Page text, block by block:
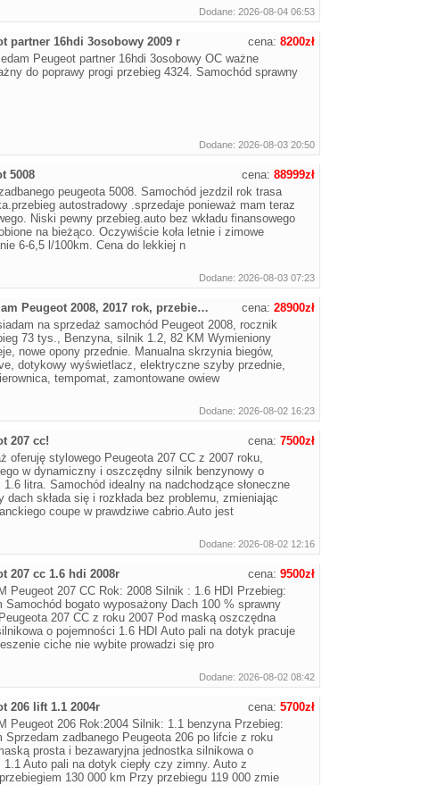
Dodane: 2026-08-04 06:53
partner 16hdi 3osobowy 2009 r
Peugeot partner 16hdi 3osobowy OC ważne
do poprawy progi przebieg 4324. Samochód sprawny
cena: 8200zł
Dodane: 2026-08-03 20:50
5008
peugeota 5008. Samochód jezdzil rok trasa
autostradowy .sprzedaje ponieważ mam teraz
Niski pewny przebieg.auto bez wkładu finansowego
na bieżąco. Oczywiście koła letnie i zimowe
6-6,5 l/100km. Cena do lekkiej n
cena: 88999zł
Dodane: 2026-08-03 07:23
12. Sprzedam Peugeot 2008, 2017 rok, przebieg 73 tys
na sprzedaż samochód Peugeot 2008, rocznik
73 tys., Benzyna, silnik 1.2, 82 KM Wymieniony
nowe opony przednie. Manualna skrzynia biegów,
dotykowy wyświetlacz, elektryczne szyby przednie,
tempomat, zamontowane owiew
cena: 28900zł
Dodane: 2026-08-02 16:23
207 cc!
oferuję stylowego Peugeota 207 CC z 2007 roku,
w dynamiczny i oszczędny silnik benzynowy o
1.6 litra. Samochód idealny na nadchodzące słoneczne
dach składa się i rozkłada bez problemu, zmieniając
coupe w prawdziwe cabrio.Auto jest
cena: 7500zł
Dodane: 2026-08-02 12:16
207 cc 1.6 hdi 2008r
Peugeot 207 CC Rok: 2008 Silnik : 1.6 HDI Przebieg:
Samochód bogato wyposażony Dach 100 % sprawny
207 CC z roku 2007 Pod maską oszczędna
o pojemności 1.6 HDI Auto pali na dotyk pracuje
ciche nie wybite prowadzi się pro
cena: 9500zł
Dodane: 2026-08-02 08:42
206 lift 1.1 2004r
Peugeot 206 Rok:2004 Silnik: 1.1 benzyna Przebieg:
Sprzedam zadbanego Peugeota 206 po lifcie z roku
prosta i bezawaryjna jednostka silnikowa o
1.1 Auto pali na dotyk ciepły czy zimny. Auto z
130 000 km Przy przebiegu 119 000 zmie
cena: 5700zł